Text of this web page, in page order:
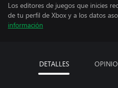
Los editores de juegos que inicies
de tu perfil de Xbox y a los datos
información
DETALLES